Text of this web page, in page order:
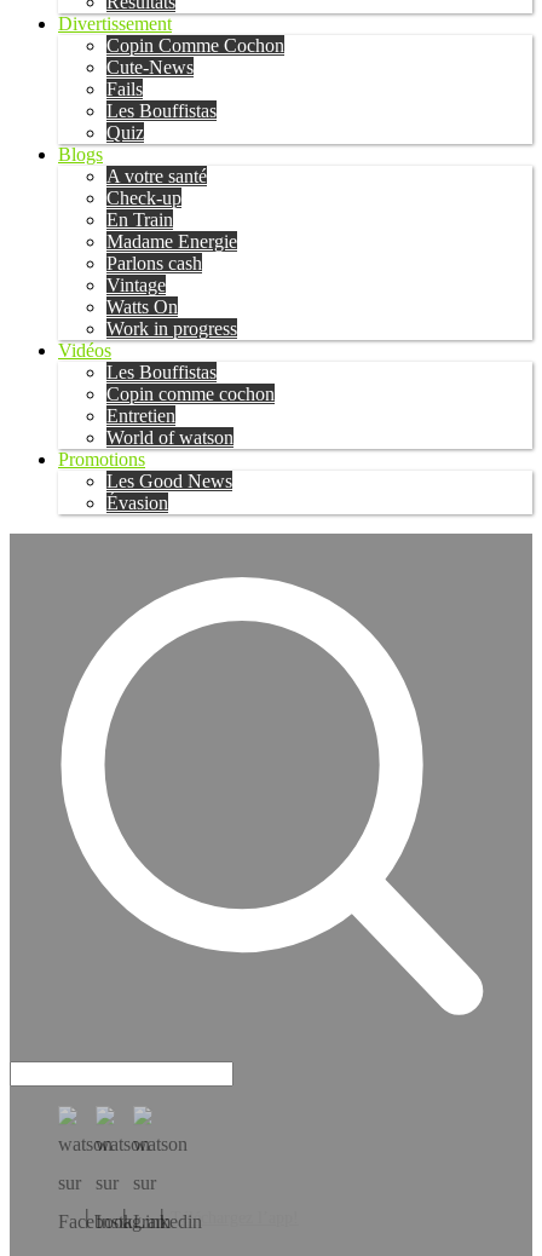
Divertissement
Copin Comme Cochon
Cute-News
Fails
Les Bouffistas
Quiz
Blogs
A votre santé
Check-up
En Train
Madame Energie
Parlons cash
Vintage
Watts On
Work in progress
Vidéos
Les Bouffistas
Copin comme cochon
Entretien
World of watson
Promotions
Les Good News
Évasion
Téléchargez l’app!